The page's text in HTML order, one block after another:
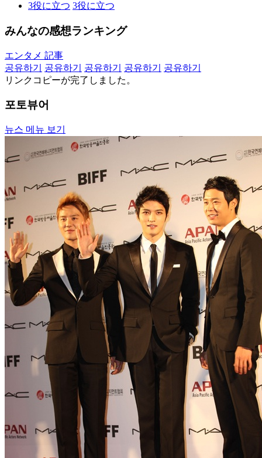
3役に立つ 3役に立つ
みんなの感想ランキング
エンタメ 記事
공유하기
공유하기 공유하기 공유하기
공유하기
リンクコピーが完了しました。
포토뷰어
뉴스 메뉴 보기